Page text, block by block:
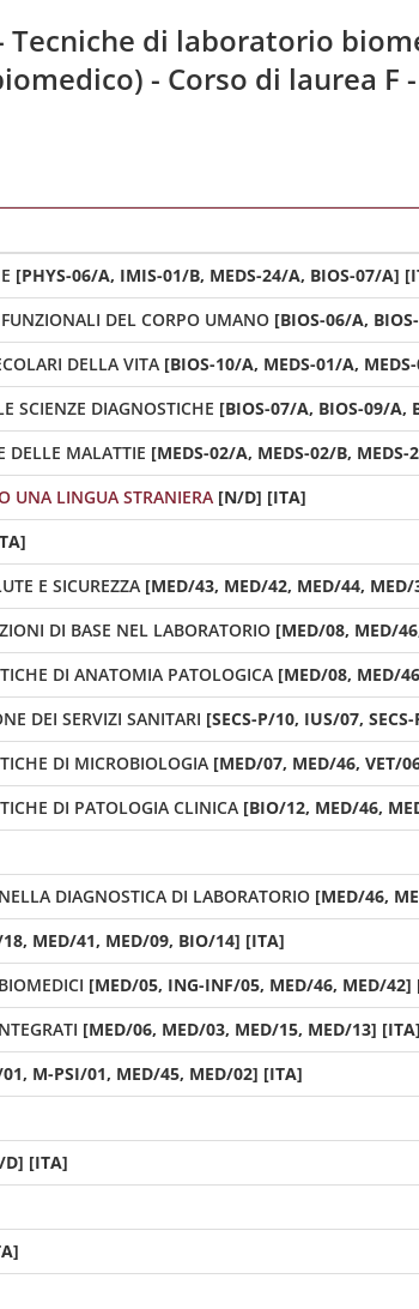
Tecniche di laboratorio
- Corso di laurea F -
[PHYS-06/A, IMIS-01/B, MEDS-24/A, BIOS-07/A]
DEL CORPO UMANO [BIOS-06/A,
DELLA VITA [BIOS-10/A, MEDS-01/A,
SCIENZE DIAGNOSTICHE [BIOS-07/A, BIOS-09/A,
DELLE MALATTIE [MEDS-02/A, MEDS-02/B,
UNA LINGUA STRANIERA [N/D] [ITA]
E SICUREZZA [MED/43, MED/42, MED/44,
DI BASE NEL LABORATORIO [MED/08, MED/
DI ANATOMIA PATOLOGICA [MED/08, MED/
DEI SERVIZI SANITARI [SECS-P/10, IUS/07,
DI MICROBIOLOGIA [MED/07, MED/46, VET/
DI PATOLOGIA CLINICA [BIO/12, MED/46,
DIAGNOSTICA DI LABORATORIO [MED/46,
MED/41, MED/09, BIO/14] [ITA]
[MED/05, ING-INF/05, MED/46, MED/42]
[MED/06, MED/03, MED/15, MED/13] [ITA]
M-PSI/01, MED/45, MED/02] [ITA]
D] [ITA]